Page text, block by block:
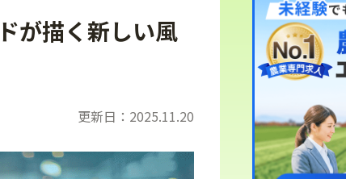
が描く新しい風
更新日：2025.11.20